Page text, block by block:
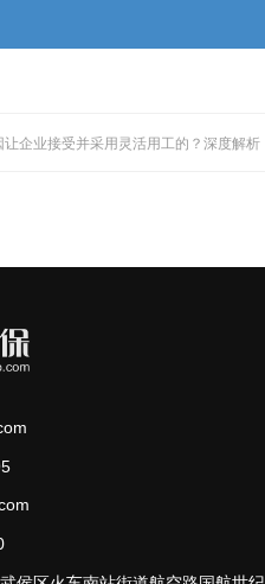
让企业接受并采用灵活用工的？深度解析